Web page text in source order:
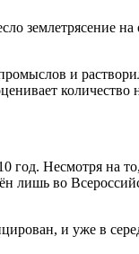
землетрясение на
и
год. Несмотря на
лишь во
и уже в